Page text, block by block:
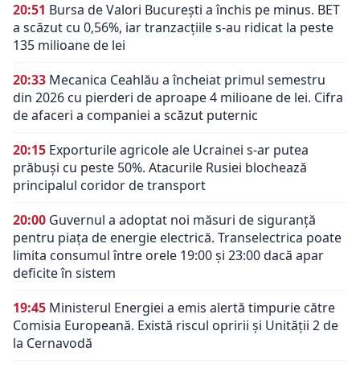
20:51 Bursa de Valori București a închis pe minus. BET
a scăzut cu 0,56%, iar tranzacțiile s-au ridicat la peste
135 milioane de lei
20:33 Mecanica Ceahlău a încheiat primul semestru
din 2026 cu pierderi de aproape 4 milioane de lei. Cifra
de afaceri a companiei a scăzut puternic
20:15 Exporturile agricole ale Ucrainei s-ar putea
prăbuși cu peste 50%. Atacurile Rusiei blochează
principalul coridor de transport
20:00 Guvernul a adoptat noi măsuri de siguranță
pentru piața de energie electrică. Transelectrica poate
limita consumul între orele 19:00 și 23:00 dacă apar
deficite în sistem
19:45 Ministerul Energiei a emis alertă timpurie către
Comisia Europeană. Există riscul opririi și Unității 2 de
la Cernavodă